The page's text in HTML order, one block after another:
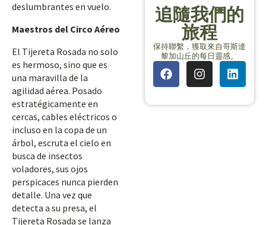
deslumbrantes en vuelo.
Maestros del Circo Aéreo
El Tijereta Rosada no solo
es hermoso, sino que es
una maravilla de la
agilidad aérea. Posado
estratégicamente en
cercas, cables eléctricos o
incluso en la copa de un
árbol, escruta el cielo en
busca de insectos
voladores, sus ojos
perspicaces nunca pierden
detalle. Una vez que
detecta a su presa, el
Tijereta Rosada se lanza
追隨我們的
旅程
保持聯繫，獲取來自哥斯達
黎加山丘的每日靈感。